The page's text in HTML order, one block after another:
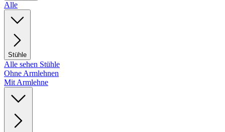
Alle
Stühle
Alle sehen Stühle
Ohne Armlehnen
Mit Armlehne